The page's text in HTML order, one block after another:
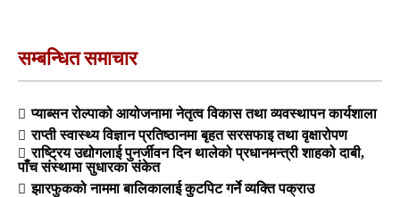
सम्बन्धित समाचार
प्याब्सन रोल्पाको आयोजनामा नेतृत्व विकास तथा व्यवस्थापन कार्यशाला
राप्ती स्वास्थ्य विज्ञान प्रतिष्ठानमा बृहत सरसफाइ तथा वृक्षारोपण
राष्ट्रिय उद्योगलाई पुनर्जीवन दिन थालेको प्रधानमन्त्री शाहको दाबी,
पाँच संस्थामा सुधारका संकेत
झारफुकको नाममा बालिकालाई कुटपिट गर्ने व्यक्ति पक्राउ